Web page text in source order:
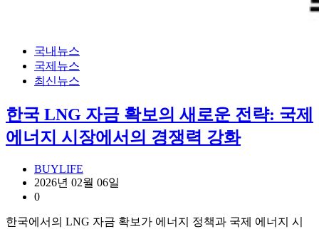
국내뉴스
국제뉴스
최신뉴스
한국 LNG 자금 확보의 새로운 전략: 국제
에너지 시장에서의 경쟁력 강화
BUYLIFE
2026년 02월 06일
0
한국에서의 LNG 자금 확보가 에너지 정책과 국제 에너지 시